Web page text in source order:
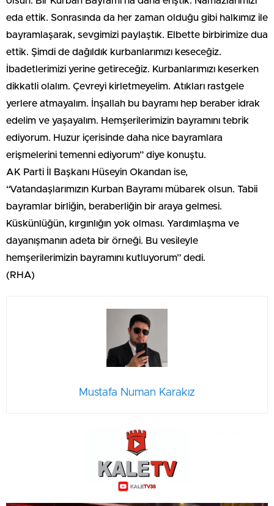
eda ettik. Sonrasında da her zaman olduğu gibi halkımız ile
bayramlaşarak, sevgimizi paylaştık. Elbette birbirimize dua
ettik. Şimdi de dağıldık kurbanlarımızı keseceğiz.
İbadetlerimizi yerine getireceğiz. Kurbanlarımızı keserken
dikkatli olalım. Çevreyi kirletmeyelim. Atıkları rastgele
yerlere atmayalım. İnşallah bu bayramı hep beraber idrak
edelim ve yaşayalım. Hemşerilerimizin bayramını tebrik
ediyorum. Huzur içerisinde daha nice bayramlara
erişmelerini temenni ediyorum” diye konuştu.
AK Parti İl Başkanı Hüseyin Okandan ise,
“Vatandaşlarımızın Kurban Bayramı mübarek olsun. Tabii
bayramlar birliğin, beraberliğin bir araya gelmesi.
Küskünlüğün, kırgınlığın yok olması. Yardımlaşma ve
dayanışmanın adeta bir örneği. Bu vesileyle
hemşerilerimizin bayramını kutluyorum” dedi.
(RHA)
Mustafa Numan Karakız